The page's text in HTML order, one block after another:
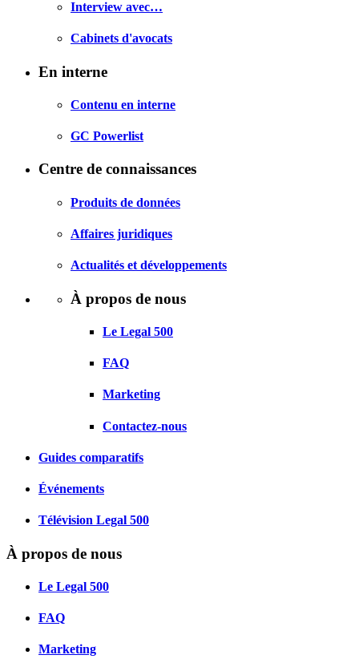
Interview avec…
Cabinets d'avocats
En interne
Contenu en interne
GC Powerlist
Centre de connaissances
Produits de données
Affaires juridiques
Actualités et développements
À propos de nous
Le Legal 500
FAQ
Marketing
Contactez-nous
Guides comparatifs
Événements
Télévision Legal 500
À propos de nous
Le Legal 500
FAQ
Marketing